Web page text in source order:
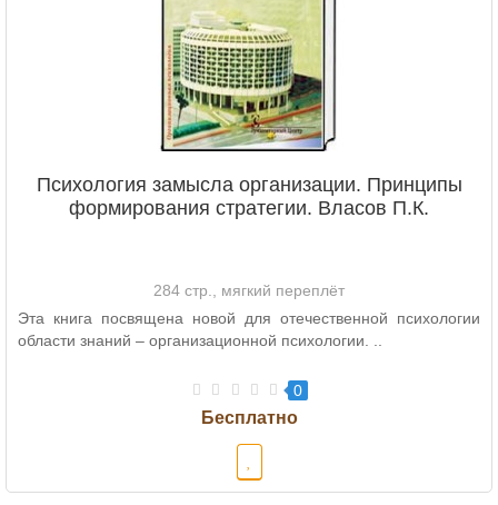
Психология замысла организации. Принципы
формирования стратегии. Власов П.К.
284 стр., мягкий переплёт
Эта книга посвящена новой для отечественной психологии
области знаний – организационной психологии. ..
0